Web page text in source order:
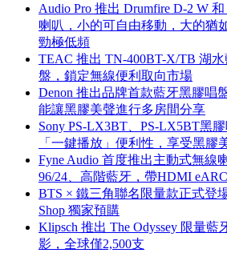
Audio Pro 推出 Drumfire D-2 W
喇叭，小的可自由移動，大的猶
勁極低頻
TEAC 推出 TN-400BT-X/TB 湖
盤，鎖定無線便利取向市場
Denon 推出品牌首款藍牙黑膠唱
能讓黑膠美聲進行多房間分享
Sony PS-LX3BT、PS-LX5BT黑
「一鍵播放」便利性，享受黑膠
Fyne Audio 首度推出主動式無線
96/24、高階藍牙，帶HDMI eARC
BTS × 鐵三角聯名限量款正式登
Shop 獨家預購
Klipsch 推出 The Odyssey 限量
影，全球僅2,500支